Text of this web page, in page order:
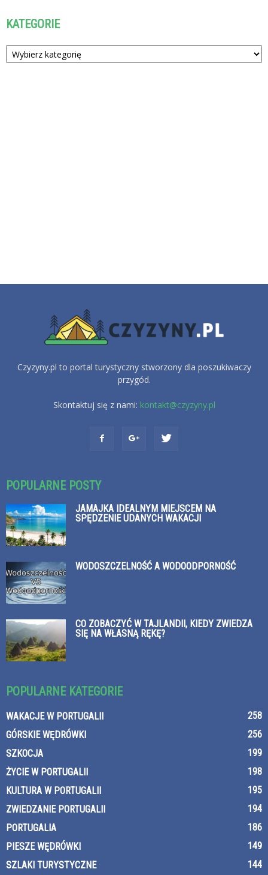
KATEGORIE
Kategorie
Czyzyny.pl to portal turystyczny stworzony dla poszukiwaczy
przygód.
Skontaktuj się z nami: kontakt@czyzyny.pl
POPULARNE POSTY
JAMAJKA IDEALNYM MIEJSCEM NA
SPĘDZENIE UDANYCH WAKACJI
WODOSZCZELNOŚĆ A WODOODPORNOŚĆ
CO ZOBACZYĆ W TAJLANDII, KIEDY ZWIEDZA
SIĘ NA WŁASNĄ RĘKĘ?
POPULARNE KATEGORIE
WAKACJE W PORTUGALII
258
GÓRSKIE WĘDRÓWKI
256
SZKOCJA
199
ŻYCIE W PORTUGALII
198
KULTURA W PORTUGALII
195
ZWIEDZANIE PORTUGALII
194
PORTUGALIA
186
PIESZE WĘDRÓWKI
149
SZLAKI TURYSTYCZNE
144